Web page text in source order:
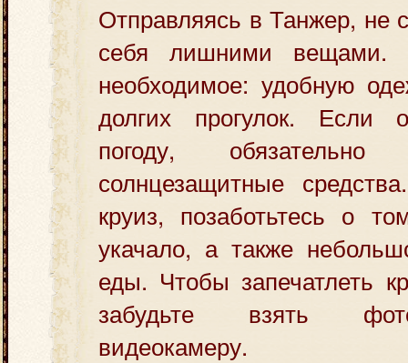
Отправляясь в Танжер, не
себя лишними вещами.
необходимое: удобную
долгих прогулок. Если
погоду,
солнцезащитные
круиз, позаботьтесь о
укачало, а также
еды. Чтобы запечатлеть
забудьте взять
видеокамеру.